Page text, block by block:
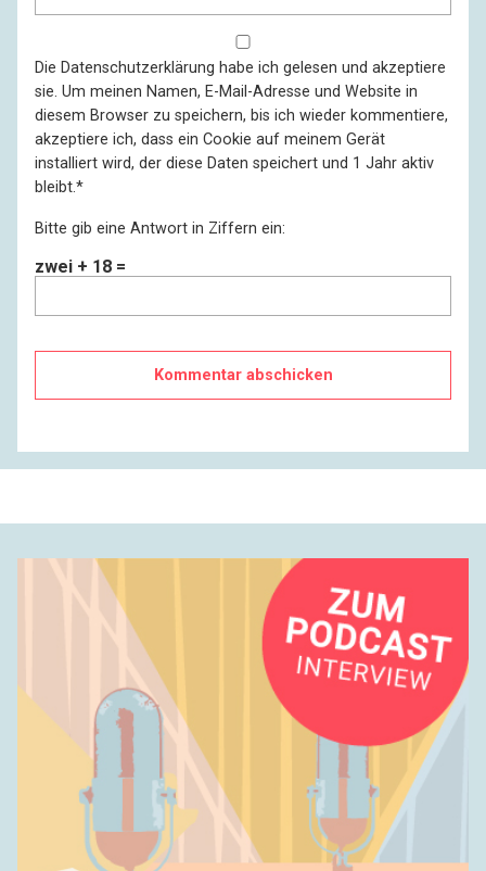
Die Datenschutzerklärung habe ich gelesen und akzeptiere
sie. Um meinen Namen, E-Mail-Adresse und Website in
diesem Browser zu speichern, bis ich wieder kommentiere,
akzeptiere ich, dass ein Cookie auf meinem Gerät
installiert wird, der diese Daten speichert und 1 Jahr aktiv
bleibt.*
Bitte gib eine Antwort in Ziffern ein:
zwei + 18 =